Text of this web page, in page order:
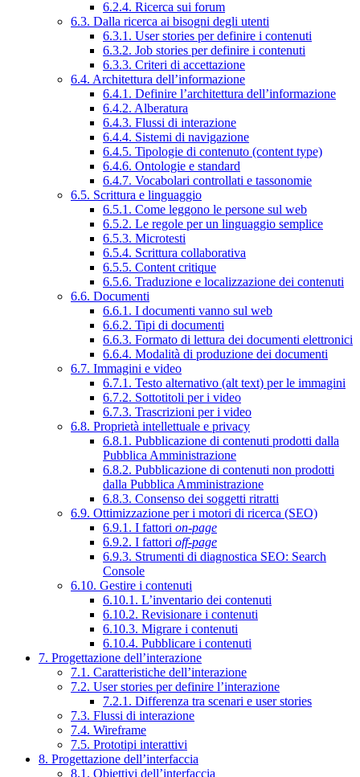
6.2.4. Ricerca sui forum
6.3. Dalla ricerca ai bisogni degli utenti
6.3.1. User stories per definire i contenuti
6.3.2. Job stories per definire i contenuti
6.3.3. Criteri di accettazione
6.4. Architettura dell’informazione
6.4.1. Definire l’architettura dell’informazione
6.4.2. Alberatura
6.4.3. Flussi di interazione
6.4.4. Sistemi di navigazione
6.4.5. Tipologie di contenuto (content type)
6.4.6. Ontologie e standard
6.4.7. Vocabolari controllati e tassonomie
6.5. Scrittura e linguaggio
6.5.1. Come leggono le persone sul web
6.5.2. Le regole per un linguaggio semplice
6.5.3. Microtesti
6.5.4. Scrittura collaborativa
6.5.5. Content critique
6.5.6. Traduzione e localizzazione dei contenuti
6.6. Documenti
6.6.1. I documenti vanno sul web
6.6.2. Tipi di documenti
6.6.3. Formato di lettura dei documenti elettronici
6.6.4. Modalità di produzione dei documenti
6.7. Immagini e video
6.7.1. Testo alternativo (alt text) per le immagini
6.7.2. Sottotitoli per i video
6.7.3. Trascrizioni per i video
6.8. Proprietà intellettuale e privacy
6.8.1. Pubblicazione di contenuti prodotti dalla
Pubblica Amministrazione
6.8.2. Pubblicazione di contenuti non prodotti
dalla Pubblica Amministrazione
6.8.3. Consenso dei soggetti ritratti
6.9. Ottimizzazione per i motori di ricerca (SEO)
6.9.1. I fattori on-page
6.9.2. I fattori off-page
6.9.3. Strumenti di diagnostica SEO: Search
Console
6.10. Gestire i contenuti
6.10.1. L’inventario dei contenuti
6.10.2. Revisionare i contenuti
6.10.3. Migrare i contenuti
6.10.4. Pubblicare i contenuti
7. Progettazione dell’interazione
7.1. Caratteristiche dell’interazione
7.2. User stories per definire l’interazione
7.2.1. Differenza tra scenari e user stories
7.3. Flussi di interazione
7.4. Wireframe
7.5. Prototipi interattivi
8. Progettazione dell’interfaccia
8.1. Obiettivi dell’interfaccia